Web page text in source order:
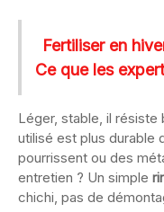
Fertiliser en
Ce que les
Léger, stable, il résiste
utilisé est plus durable
pourrissent ou des
entretien ? Un simple
chichi, pas de